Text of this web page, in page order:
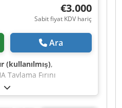
€3.000
Sabit fiyat KDV hariç
Ara
(kullanılmış),
Fırını
Kullanılabilir Hacim:
x 500 mm x 350 mm